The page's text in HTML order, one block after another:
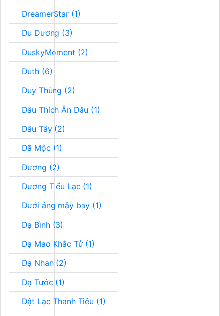
DreamerStar (1)
Du Dương (3)
DuskyMoment (2)
Duth (6)
Duy Thùng (2)
Dâu Thích Ăn Dâu (1)
Dâu Tây (2)
Dã Mộc (1)
Dương (2)
Dương Tiểu Lạc (1)
Dưới áng mây bay (1)
Dạ Bình (3)
Dạ Mao Khắc Tử (1)
Dạ Nhan (2)
Dạ Tước (1)
Dật Lạc Thanh Tiêu (1)